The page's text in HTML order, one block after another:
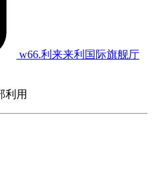
w66.利来来利国际旗舰厅
利用